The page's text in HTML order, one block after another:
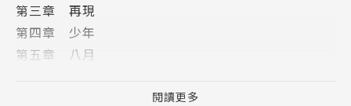
二十七歲時，渾渾噩噩的千尋在交友軟體上認識了高中
生‧瑠花。儘管她和流花一點都不像，但命運一般的相
遇仍讓千尋忍不住痛哭失聲，兩人從此有了交集，更使
第三章 再現
第四章 少年
第五章 八月
閱讀更多